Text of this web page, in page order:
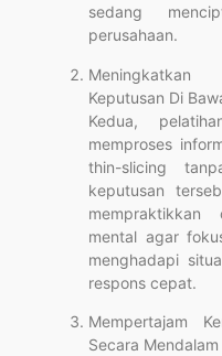
sedang
perusahaan.
Keputusan Di
Kedua,
memproses
thin-slicing
keputusan
mempraktikkan
mental agar
menghadapi
respons cepat.
Mempertajam
Secara Mendalam